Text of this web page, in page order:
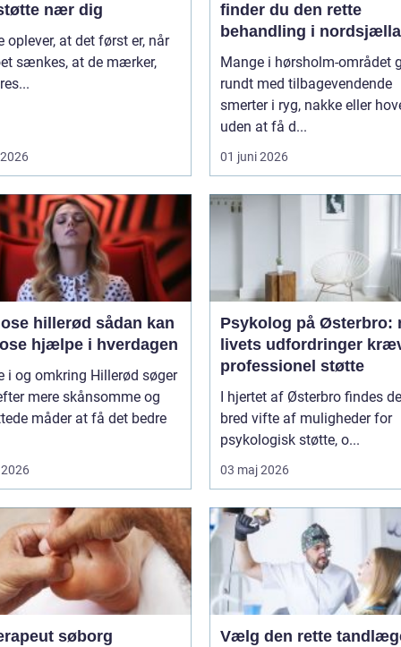
nær dig
oplever, at det først er, når
sænkes, at de mærker,
finder du den rette
behandling i
Mange i hørsholm-området
rundt med tilbagevendende
smerter i ryg, nakke eller
uden at få d...
01 juni 2026
hillerød sådan kan
hjælpe i hverdagen
i og omkring Hillerød søger
mere skånsomme og
måder at få det bedre
Psykolog på Østerbro:
livets udfordringer
professionel støtte
I hjertet af Østerbro findes
bred vifte af muligheder for
psykologisk støtte, o...
03 maj 2026
søborg
Vælg den rette